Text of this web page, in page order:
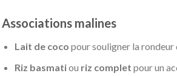
Associations malines
Lait de coco pour souligner la rondeur
Riz basmatiou riz complet pour un